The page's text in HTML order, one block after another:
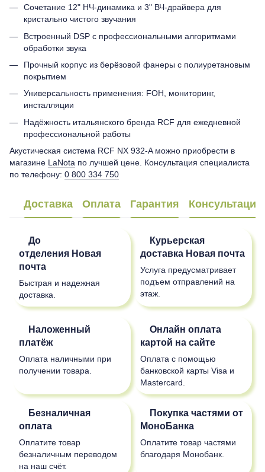
Сочетание 12" НЧ-динамика и 3" ВЧ-драйвера для
кристально чистого звучания
Встроенный DSP с профессиональными алгоритмами
обработки звука
Прочный корпус из берёзовой фанеры с полиуретановым
покрытием
Универсальность применения: FOH, мониторинг,
инсталляции
Надёжность итальянского бренда RCF для ежедневной
профессиональной работы
Акустическая система RCF NX 932-A можно приобрести в
магазине LaNota по лучшей цене. Консультация специалиста
по телефону: 0 800 334 750
Доставка Оплата Гарантия Консультация
До
отделения Новая
почта
Быстрая и надежная
доставка.
Курьерская
доставка Новая почта
Услуга предусматривает
подъем отправлений на
этаж.
Наложенный
платёж
Оплата наличными при
получении товара.
Онлайн оплата
картой на сайте
Оплата с помощью
банковской карты Visa и
Mastercard.
Безналичная
оплата
Оплатите товар
безналичным переводом
на наш счёт.
Покупка частями от
МоноБанка
Оплатите товар частями
благодаря Монобанк.